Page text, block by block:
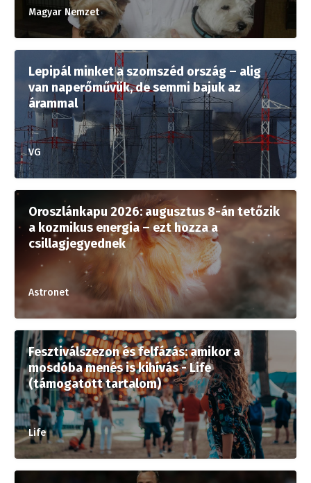
Magyar Nemzet
Lepipál minket a szomszéd ország – alig
van naperőművük, de semmi bajuk az
árammal
VG
Oroszlánkapu 2026: augusztus 8-án tetőzik
a kozmikus energia – ezt hozza a
csillagjegyednek
Astronet
Fesztiválszezon és felfázás: amikor a
mosdóba menés is kihívás - Life
(támogatott tartalom)
Life